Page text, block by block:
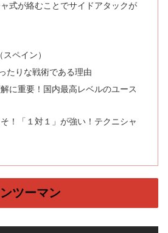
式が絡むことでサイドアタックが
ペイン）
たりな戦術である理由
に重要！国内最高レベルのユース
！「１対１」が強い！テクニシャ
ツーマン